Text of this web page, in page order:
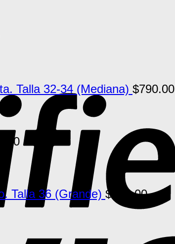
Talla 32-34 (Mediana) $790.00
Talla 36 (Grande) $ 790.00